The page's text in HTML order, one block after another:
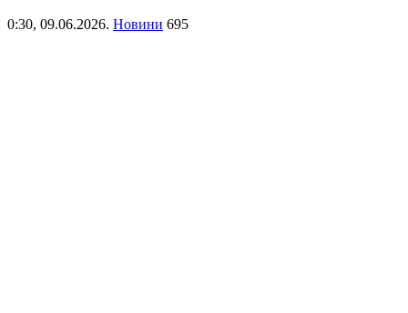
0:30, 09.06.2026. Новини 695